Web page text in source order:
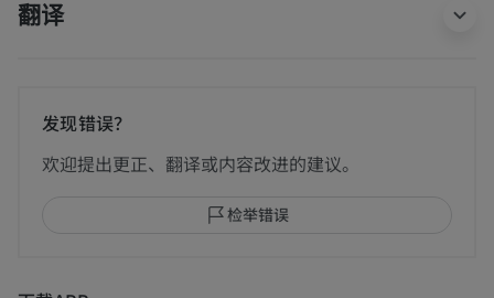
翻译
发现错误？
欢迎提出更正、翻译或内容改进的建议。
检举错误